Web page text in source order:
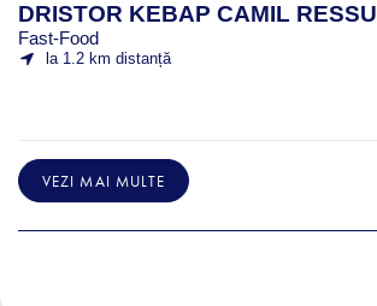
DRISTOR KEBAP CAMIL RESSU
Fast-Food
la 1.2 km distanță
VEZI MAI MULTE